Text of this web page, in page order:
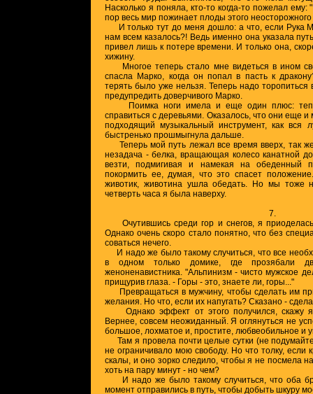
Насколько я поняла, кто-то когда-то пожелал
пор весь мир пожинает плоды этого
И только тут до меня дошло: а что, если Рука
нам всем казалось?! Ведь именно она указала
привел лишь к потере времени. И только она,
хижину.
Многое теперь стало мне видеться в ином
спасла Марко, когда он попал в пасть к
терять было уже нельзя. Теперь надо
предупредить доверчивого Марко.
Поимка ноги имела и еще один плюс:
справиться с деревьями. Оказалось, что они еще
подходящий музыкальный инструмент, как вся
быстренько прошмыгнула дальше.
Теперь мой путь лежал все время вверх, так
незадача - белка, вращающая колесо канатной
везти, подмигивая и намекая на обеденный
покормить ее, думая, что это спасет
животик, животина ушла обедать. Но мы
четверть часа я была наверху.
7.
Очутившись среди гор и снегов, я
Однако очень скоро стало понятно, что без
соваться нечего.
И надо же было такому случиться, что все
в одном только домике, где прозябали
женоненавистника. "Альпинизм - чисто мужское
прищурив глаза. - Горы - это, знаете ли, горы..."
Превращаться в мужчину, чтобы сделать им
желания. Но что, если их напугать? Сказано -
Однако эффект от этого получился, скажу я
Вернее, совсем неожиданный. Я оглянуться не
большое, лохматое и, простите, любвеобильное и
Там я провела почти целые сутки (не
не ограничивало мою свободу. Но что толку, если
скалы, и оно зорко следило, чтобы я не посмела
хоть на пару минут - но чем?
И надо же было такому случиться, что оба
момент отправились в путь, чтобы добыть шкуру